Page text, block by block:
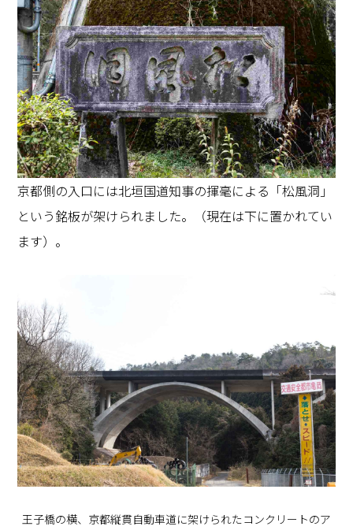
京都側の入口には北垣国道知事の揮毫による「松風洞」
という銘板が架けられました。（現在は下に置かれてい
ます）。
王子橋の横、京都縦貫自動車道に架けられたコンクリートのア